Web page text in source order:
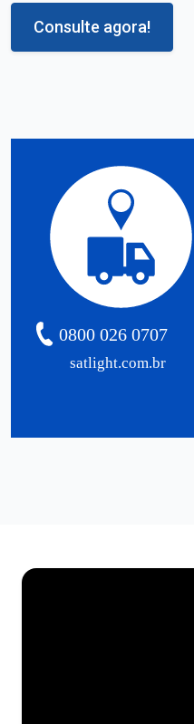
Consulte agora!
satlight.com.br
0800 026 0707